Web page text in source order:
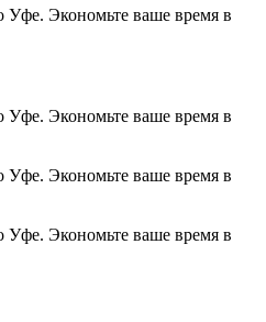
Уфе. Экономьте ваше время в
Уфе. Экономьте ваше время в
Уфе. Экономьте ваше время в
Уфе. Экономьте ваше время в